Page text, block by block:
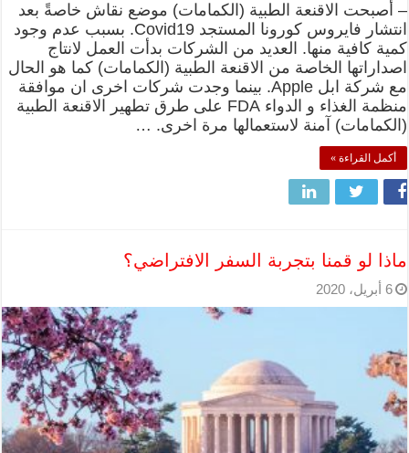
– أصبحت الاقنعة الطبية (الكمامات) موضع نقاش خاصةً بعد
انتشار فايروس كورونا المستجد Covid19. بسبب عدم وجود
كمية كافية منها. العديد من الشركات بدأت العمل لانتاج
اصداراتها الخاصة من الاقنعة الطبية (الكمامات) كما هو الحال
مع شركة ابل Apple. بينما وجدت شركات اخرى ان موافقة
منظمة الغذاء و الدواء FDA على طرق تطهير الاقنعة الطبية
(الكمامات) آمنة لاستعمالها مرة اخرى. …
أكمل القراءة »
ماذا لو قمنا بتجربة السفر الافتراضي؟
6 أبريل، 2020